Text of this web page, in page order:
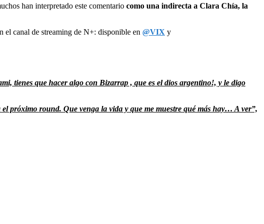
han interpretado este comentario como una indirecta a Clara Chía, la
el canal de streaming de N+: disponible en @VIX y
tienes que hacer algo con Bizarrap , que es el dios argentino!, y le digo
el próximo round. Que venga la vida y que me muestre qué más hay… A ver”,